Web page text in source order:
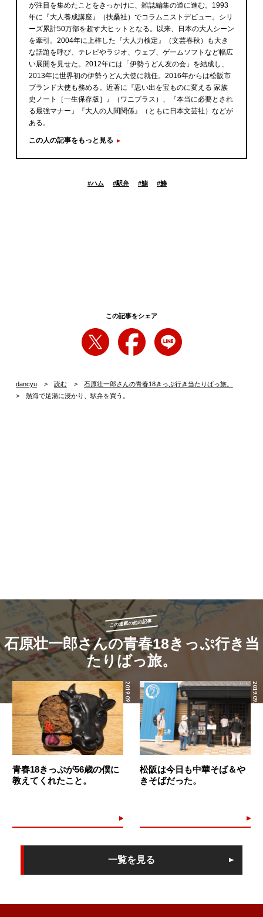
が注目を集めたことをきっかけに、雑誌編集の道に進む。1993
年に『大人養成講座』（扶桑社）でコラムニストデビュー。シリ
ーズ累計50万部を超す大ヒットとなる。以来、日本の大人シーン
を牽引。2004年に上梓した『大人力検定』（文芸春秋）も大き
な話題を呼び、テレビやラジオ、ウェブ、ゲームソフトなど幅広
い展開を見せた。2012年には「伊勢うどん友の会」を結成し、
2013年に世界初の伊勢うどん大使に就任。2016年からは松阪市
ブランド大使も務める。近著に『思い出を宝ものに変える 家族
史ノート［一生保存版］』（ワニプラス）、『本当に必要とされ
る最強マナー』『大人の人間関係』（ともに日本文芸社）などが
ある。
この人の記事をもっと見る
#ハム #駅弁 #鮨 #鯵
この記事をシェア
dancyu 読む
石原壮一郎さんの青春18きっぷ行き当たりばっ旅。
熱海で足湯に浸かり、駅弁を買う。
この連載の他の記事
石原壮一郎さんの青春18きっぷ行き当
たりばっ旅。
2019.09.08
青春18きっぷが56歳の僕に
教えてくれたこと。
2019.09.07
松阪は今日も中華そば＆や
きそばだった。
一覧を見る